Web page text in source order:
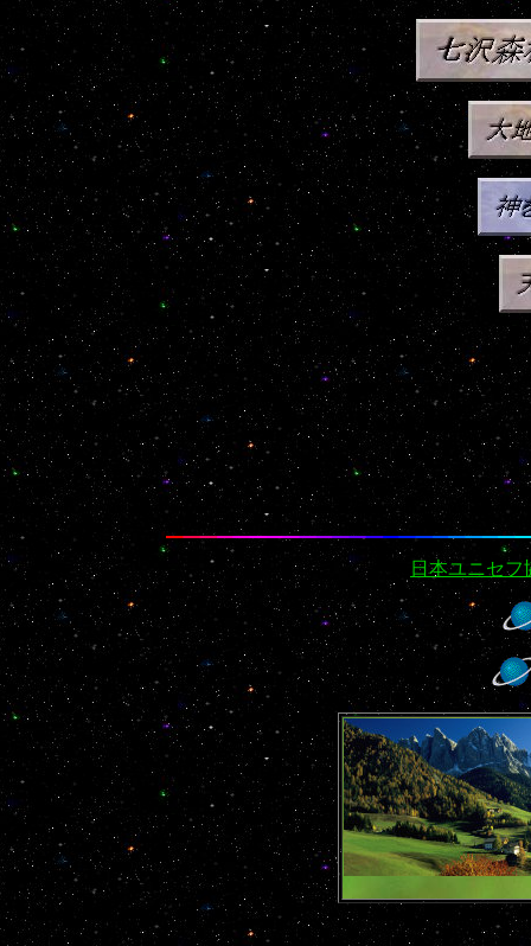
日本ユニセ